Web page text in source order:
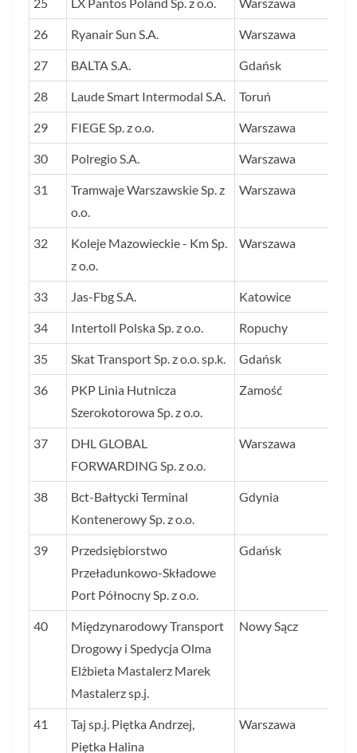
26 Ryanair Sun S.A. Warszawa
27 BALTA S.A. Gdańsk
28 Laude Smart Intermodal S.A. Toruń
29 FIEGE Sp. z o.o. Warszawa
30 Polregio S.A. Warszawa
31
Tramwaje Warszawskie Sp. z
o.o.
Warszawa
32
Koleje Mazowieckie - Km Sp.
z o.o.
Warszawa
33 Jas-Fbg S.A. Katowice
34 Intertoll Polska Sp. z o.o. Ropuchy
35 Skat Transport Sp. z o.o. sp.k. Gdańsk
36
PKP Linia Hutnicza
Szerokotorowa Sp. z o.o.
Zamość
37
DHL GLOBAL
FORWARDING Sp. z o.o.
Warszawa
38
Bct-Bałtycki Terminal
Kontenerowy Sp. z o.o.
Gdynia
39
Przedsiębiorstwo
Przeładunkowo-Składowe
Port Północny Sp. z o.o.
Gdańsk
40
Międzynarodowy Transport
Drogowy i Spedycja Olma
Elżbieta Mastalerz Marek
Mastalerz sp.j.
Nowy Sącz
41
Taj sp.j. Piętka Andrzej,
Piętka Halina
Warszawa